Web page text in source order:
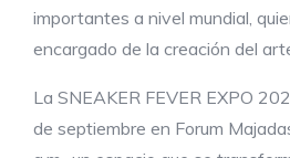
importantes a nivel mundial,
encargado de la creación del
La SNEAKER FEVER EXPO
de septiembre en Forum